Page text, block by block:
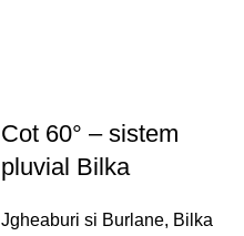
Cot 60° – sistem
pluvial Bilka
Jgheaburi si Burlane, Bilka